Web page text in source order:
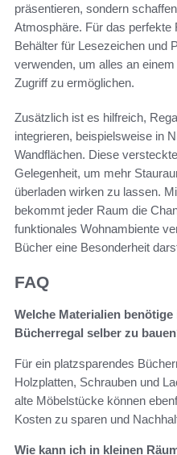
präsentieren, sondern
Atmosphäre. Für das perfekte
Behälter für Lesezeichen und
verwenden, um alles an
Zugriff zu ermöglichen.
Zusätzlich ist es hilfreich,
integrieren, beispielsweise in
Wandflächen. Diese
Gelegenheit, um mehr
überladen wirken zu lassen.
bekommt jeder Raum die
funktionales Wohnambiente
Bücher eine Besonderheit
FAQ
Welche Materialien
Bücherregal selber zu
Für ein platzsparendes
Holzplatten, Schrauben und
alte Möbelstücke können
Kosten zu sparen und
Wie kann ich in kleinen